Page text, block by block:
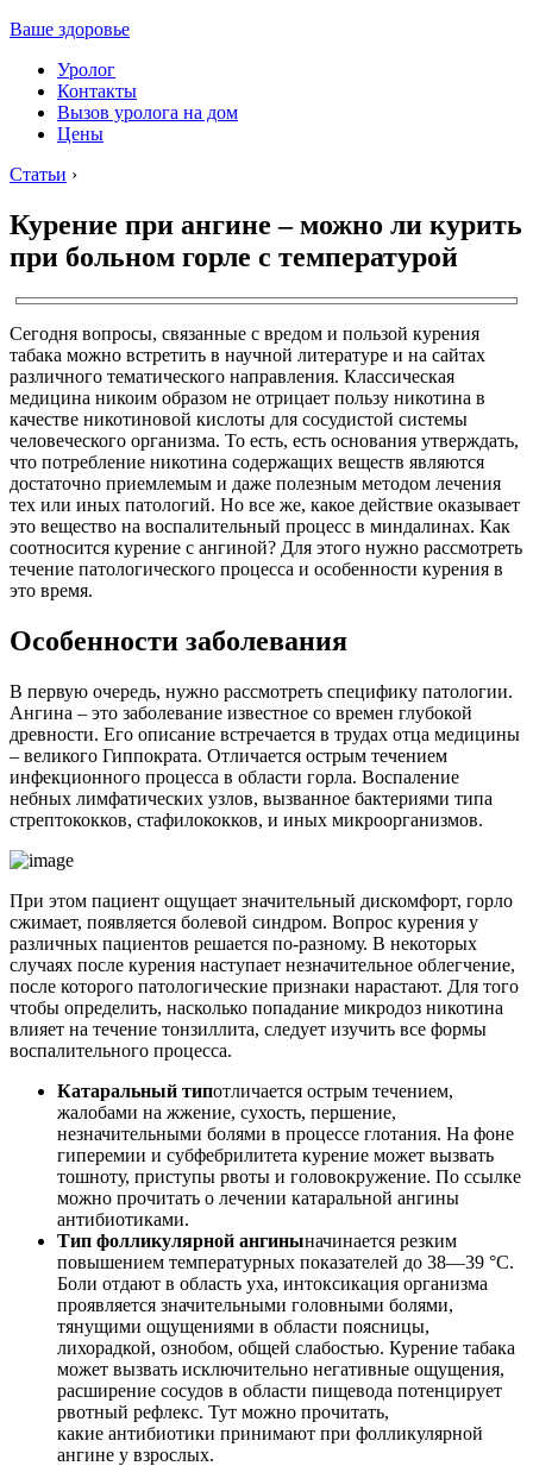
Ваше здоровье
Уролог
Контакты
Вызов уролога на дом
Цены
Статьи ›
Курение при ангине – можно ли курить
при больном горле с температурой
Сегодня вопросы, связанные с вредом и пользой курения
табака можно встретить в научной литературе и на сайтах
различного тематического направления. Классическая
медицина никоим образом не отрицает пользу никотина в
качестве никотиновой кислоты для сосудистой системы
человеческого организма. То есть, есть основания утверждать,
что потребление никотина содержащих веществ являются
достаточно приемлемым и даже полезным методом лечения
тех или иных патологий. Но все же, какое действие оказывает
это вещество на воспалительный процесс в миндалинах. Как
соотносится курение с ангиной? Для этого нужно рассмотреть
течение патологического процесса и особенности курения в
это время.
Особенности заболевания
В первую очередь, нужно рассмотреть специфику патологии.
Ангина – это заболевание известное со времен глубокой
древности. Его описание встречается в трудах отца медицины
– великого Гиппократа. Отличается острым течением
инфекционного процесса в области горла. Воспаление
небных лимфатических узлов, вызванное бактериями типа
стрептококков, стафилококков, и иных микроорганизмов.
При этом пациент ощущает значительный дискомфорт, горло
сжимает, появляется болевой синдром. Вопрос курения у
различных пациентов решается по-разному. В некоторых
случаях после курения наступает незначительное облегчение,
после которого патологические признаки нарастают. Для того
чтобы определить, насколько попадание микродоз никотина
влияет на течение тонзиллита, следует изучить все формы
воспалительного процесса.
Катаральный типотличается острым течением,
жалобами на жжение, сухость, першение,
незначительными болями в процессе глотания. На фоне
гиперемии и субфебрилитета курение может вызвать
тошноту, приступы рвоты и головокружение. По ссылке
можно прочитать о лечении катаральной ангины
антибиотиками.
Тип фолликулярной ангиныначинается резким
повышением температурных показателей до 38—39 °C.
Боли отдают в область уха, интоксикация организма
проявляется значительными головными болями,
тянущими ощущениями в области поясницы,
лихорадкой, ознобом, общей слабостью. Курение табака
может вызвать исключительно негативные ощущения,
расширение сосудов в области пищевода потенцирует
рвотный рефлекс. Тут можно прочитать,
какие антибиотики принимают при фолликулярной
ангине у взрослых.